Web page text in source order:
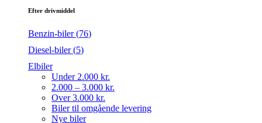
Efter drivmiddel
Benzin-biler (76)
Diesel-biler (5)
Elbiler
Under 2.000 kr.
2.000 – 3.000 kr.
Over 3.000 kr.
Biler til omgående levering
Nye biler